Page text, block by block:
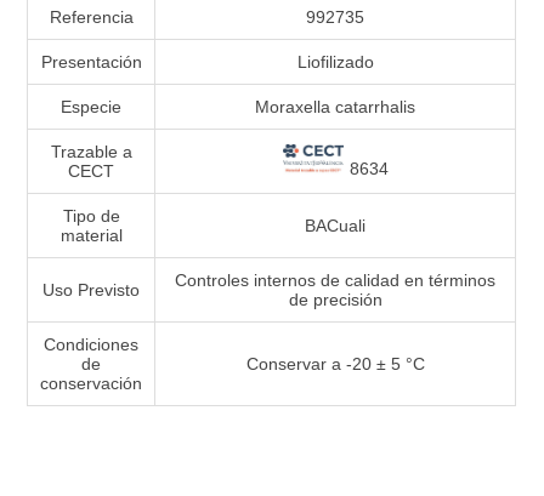
Referencia 992735
Presentación Liofilizado
Especie Moraxella catarrhalis
Trazable a
CECT
8634
Tipo de
material
BACuali
Uso Previsto
Controles internos de calidad en términos
de precisión
Condiciones
de
conservación
Conservar a -20 ± 5 °C